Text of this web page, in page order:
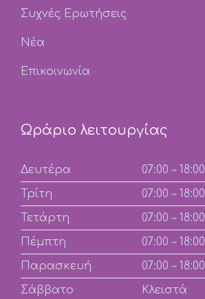
Συχνές Ερωτήσεις
Νέα
Επικοινωνία
Ωράριο λειτουργίας
Δευτέρα
07:00 – 18:00
Τρίτη
07:00 – 18:00
Τετάρτη
07:00 – 18:00
Πέμπτη
07:00 – 18:00
Παρασκευή
07:00 – 18:00
Σάββατο
Κλειστά